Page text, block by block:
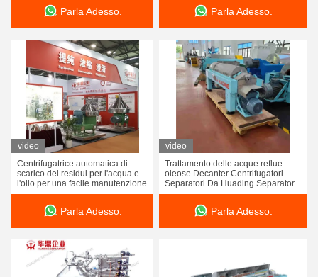
Parla Adesso. Parla Adesso.
video
Centrifugatrice automatica di
scarico dei residui per l'acqua e
l'olio per una facile manutenzione
Parla Adesso.
video
Trattamento delle acque reflue
oleose Decanter Centrifugatori
Separatori Da Huading Separator
Parla Adesso.